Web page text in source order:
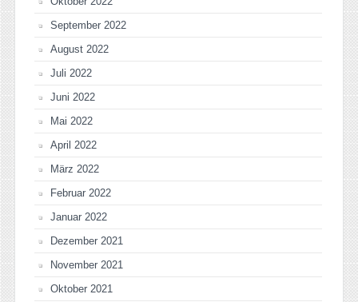
September 2022
August 2022
Juli 2022
Juni 2022
Mai 2022
April 2022
März 2022
Februar 2022
Januar 2022
Dezember 2021
November 2021
Oktober 2021